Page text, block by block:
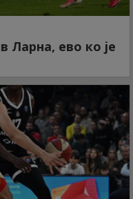
Ларна, ево ко је